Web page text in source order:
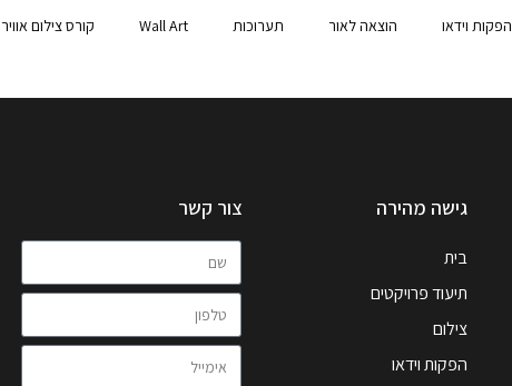
הפקות וידאו הוצאה לאור תערוכות Wall Art קורס צילום אוויר
גישה מהירה
בית
תיעוד פרויקטים
צילום
הפקות וידאו
צור קשר